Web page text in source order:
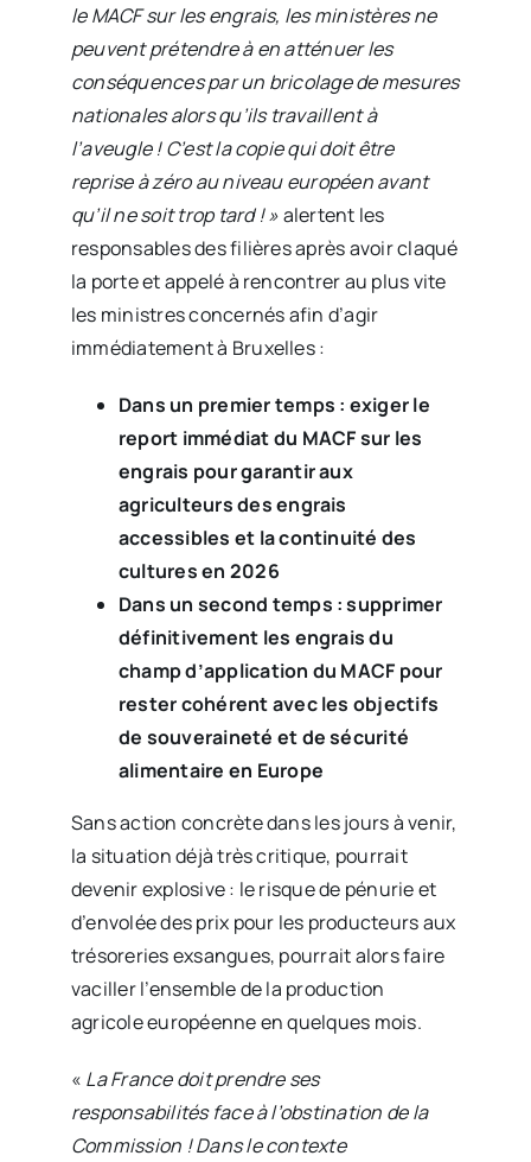
le MACF sur les engrais, les ministères ne
peuvent prétendre à en atténuer les
conséquences par un bricolage de mesures
nationales alors qu’ils travaillent à
l’aveugle ! C’est la copie qui doit être
reprise à zéro au niveau européen avant
qu’il ne soit trop tard ! »alertent les
responsables des filières après avoir claqué
la porte et appelé à rencontrer au plus vite
les ministres concernés afin d’agir
immédiatement à Bruxelles :
Dans un premier temps : exiger le
report immédiat du MACF sur les
engrais pour garantir aux
agriculteurs des engrais
accessibles et la continuité des
cultures en 2026
Dans un second temps : supprimer
définitivement les engrais du
champ d’application du MACF pour
rester cohérent avec les objectifs
de souveraineté et de sécurité
alimentaire en Europe
Sans action concrète dans les jours à venir,
la situation déjà très critique, pourrait
devenir explosive : le risque de pénurie et
d’envolée des prix pour les producteurs aux
trésoreries exsangues, pourrait alors faire
vaciller l’ensemble de la production
agricole européenne en quelques mois.
« La France doit prendre ses
responsabilités face à l’obstination de la
Commission ! Dans le contexte